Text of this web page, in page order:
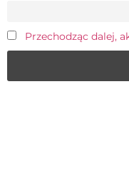
Przechodząc dalej,